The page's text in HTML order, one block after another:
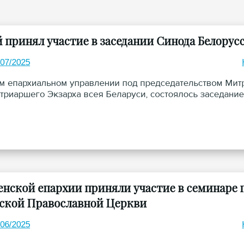
участие в заседании Синода
2025
управлении под председательством
Экзарха всея Беларуси, состоялось
епархии приняли участие в семинаре
Православной Церкви
2025